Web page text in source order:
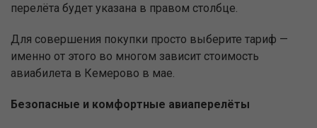
перелёта будет указана в правом столбце.
Для совершения покупки просто выберите тариф —
именно от этого во многом зависит стоимость
авиабилета в Кемерово в мае.
Безопасные и комфортные авиаперелёты